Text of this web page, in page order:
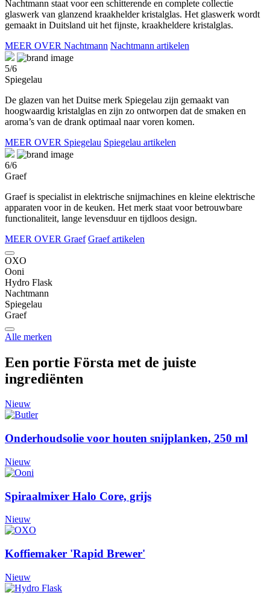
Nachtmann staat voor een schitterende en complete collectie
glaswerk van glanzend kraakhelder kristalglas. Het glaswerk wordt
gemaakt in Duitsland uit het fijnste, kraakheldere kristalglas.
MEER OVER Nachtmann Nachtmann artikelen
5/6
Spiegelau
De glazen van het Duitse merk Spiegelau zijn gemaakt van
hoogwaardig kristalglas en zijn zo ontworpen dat de smaken en
aroma’s van de drank optimaal naar voren komen.
MEER OVER Spiegelau Spiegelau artikelen
6/6
Graef
Graef is specialist in elektrische snijmachines en kleine elektrische
apparaten voor in de keuken. Het merk staat voor betrouwbare
functionaliteit, lange levensduur en tijdloos design.
MEER OVER Graef Graef artikelen
OXO
Ooni
Hydro Flask
Nachtmann
Spiegelau
Graef
Alle merken
Een portie Första met de juiste
ingrediënten
Nieuw
Onderhoudsolie voor houten snijplanken, 250 ml
Nieuw
Spiraalmixer Halo Core, grijs
Nieuw
Koffiemaker 'Rapid Brewer'
Nieuw